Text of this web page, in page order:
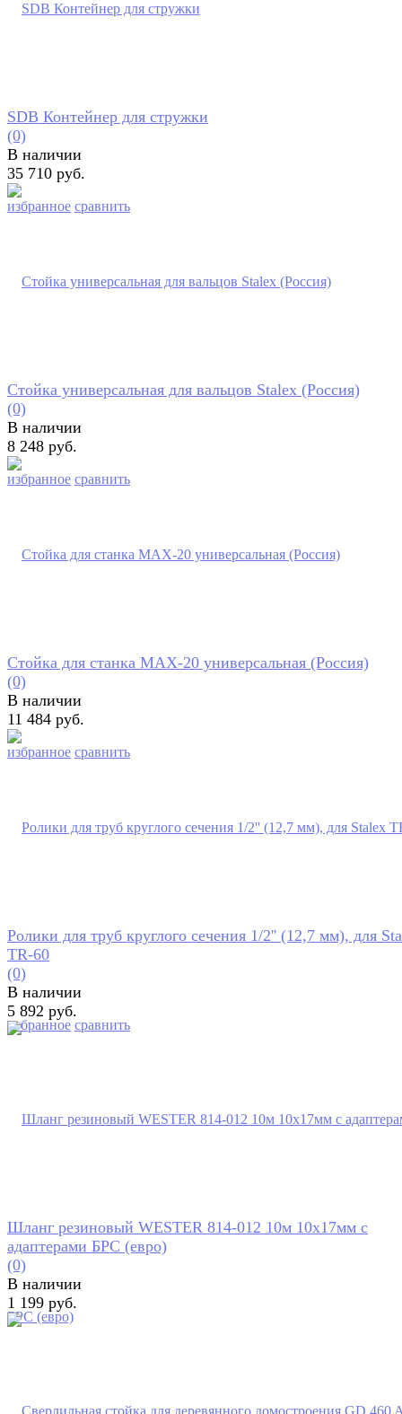
избранное сравнить
SDB Контейнер для стружки
(0)
В наличии
35 710 руб.
избранное сравнить
Стойка универсальная для вальцов Stalex (Россия)
(0)
В наличии
8 248 руб.
избранное сравнить
Стойка для станка МАХ-20 универсальная (Россия)
(0)
В наличии
11 484 руб.
избранное сравнить
Ролики для труб круглого сечения 1/2'' (12,7 мм), для
TR-60
(0)
В наличии
5 892 руб.
Шланг резиновый WESTER 814-012 10м 10x17мм с
адаптерами БРС (евро)
(0)
В наличии
1 199 руб.